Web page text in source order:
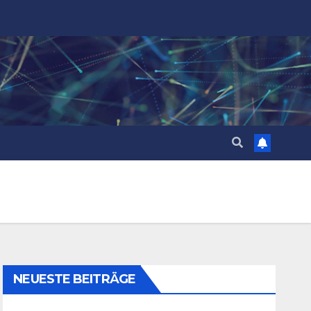
NEUESTE BEITRÄGE